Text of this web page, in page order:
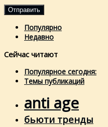
Популярно
Недавно
Сейчас читают
Популярное сегодня:
Темы публикаций
anti age
бьюти тренды